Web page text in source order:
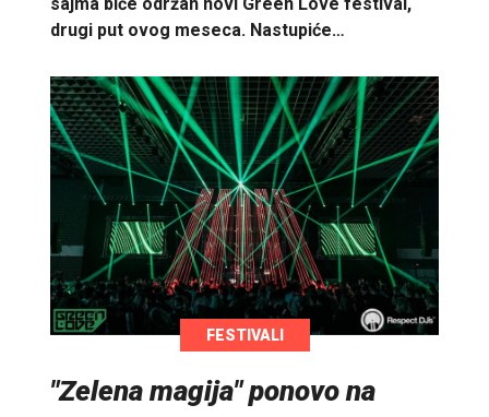
drugi put ovog meseca. Nastupiće…
FESTIVALI
"Zelena magija" ponovo na